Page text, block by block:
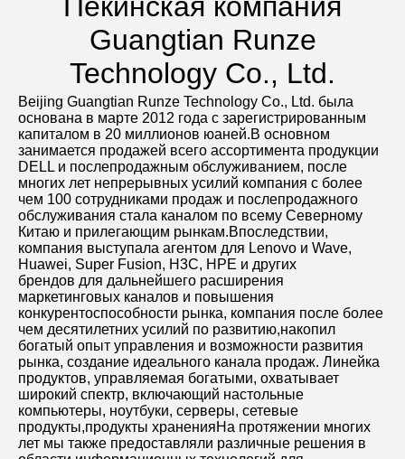
Пекинская компания
Guangtian Runze
Technology Co., Ltd.
Beijing Guangtian Runze Technology Co., Ltd. была
основана в марте 2012 года с зарегистрированным
капиталом в 20 миллионов юаней.В основном
занимается продажей всего ассортимента продукции
DELL и послепродажным обслуживанием, после
многих лет непрерывных усилий компания с более
чем 100 сотрудниками продаж и послепродажного
обслуживания стала каналом по всему Северному
Китаю и прилегающим рынкам.Впоследствии,
компания выступала агентом для Lenovo и Wave,
Huawei, Super Fusion, H3C, HPE и других
брендов для дальнейшего расширения
маркетинговых каналов и повышения
конкурентоспособности рынка, компания после более
чем десятилетних усилий по развитию,накопил
богатый опыт управления и возможности развития
рынка, создание идеального канала продаж. Линейка
продуктов, управляемая богатыми, охватывает
широкий спектр, включающий настольные
компьютеры, ноутбуки, серверы, сетевые
продукты,продукты храненияНа протяжении многих
лет мы также предоставляли различные решения в